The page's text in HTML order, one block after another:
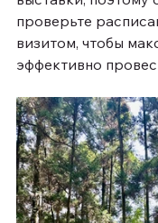
проверьте
визитом, чтобы
эффективно